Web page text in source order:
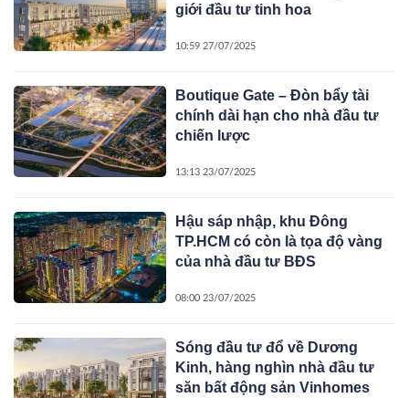
giới đầu tư tinh hoa
10:59 27/07/2025
Boutique Gate – Đòn bẩy tài
chính dài hạn cho nhà đầu tư
chiến lược
13:13 23/07/2025
Hậu sáp nhập, khu Đông
TP.HCM có còn là tọa độ vàng
của nhà đầu tư BĐS
08:00 23/07/2025
Sóng đầu tư đổ về Dương
Kinh, hàng nghìn nhà đầu tư
săn bất động sản Vinhomes